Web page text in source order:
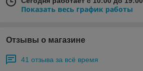
Показать весь график работы
Отзывы о магазине
41 отзыва за всё время